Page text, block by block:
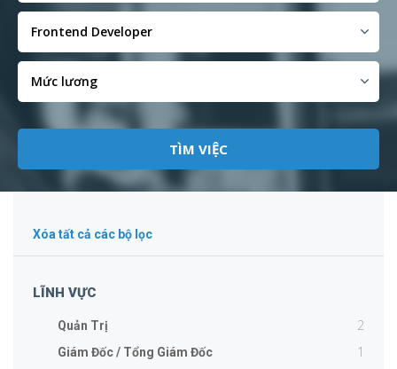
Xóa tất cả các bộ lọc
LĨNH VỰC
Quản Trị 2
Giám Đốc / Tổng Giám Đốc 1